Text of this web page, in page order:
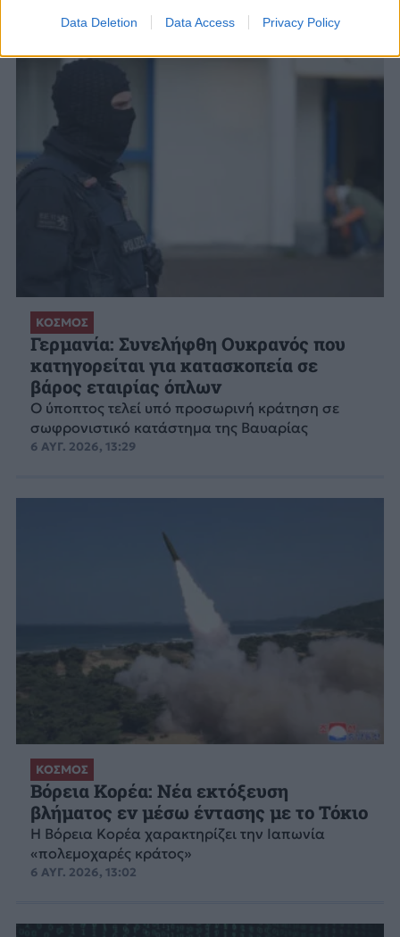
Data Deletion Data Access Privacy Policy
ΚΟΣΜΟΣ
Γερμανία: Συνελήφθη Ουκρανός που
κατηγορείται για κατασκοπεία σε
βάρος εταιρίας όπλων
Ο ύποπτος τελεί υπό προσωρινή κράτηση σε
σωφρονιστικό κατάστημα της Βαυαρίας
6 ΑΥΓ. 2026, 13:29
ΚΟΣΜΟΣ
Βόρεια Κορέα: Νέα εκτόξευση
βλήματος εν μέσω έντασης με το Τόκιο
Η Βόρεια Κορέα χαρακτηρίζει την Ιαπωνία
«πολεμοχαρές κράτος»
6 ΑΥΓ. 2026, 13:02